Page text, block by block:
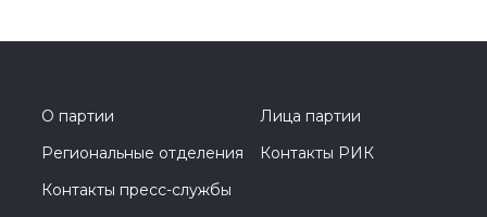
О партии
Лица партии
Региональные отделения
Контакты РИК
Контакты пресс-службы